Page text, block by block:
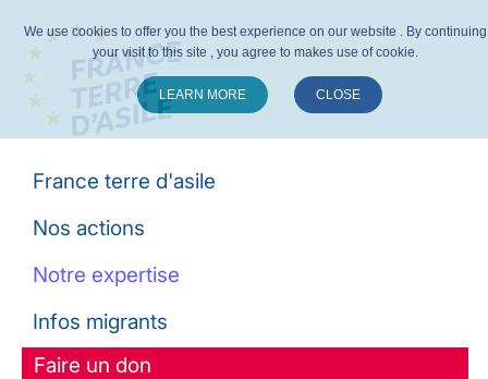
France terre d'asile
Nos actions
Notre expertise
Infos migrants
Faire un don
We use cookies to offer you the best experience on our website . By continuing
your visit to this site , you agree to makes use of cookie.
LEARN MORE CLOSE